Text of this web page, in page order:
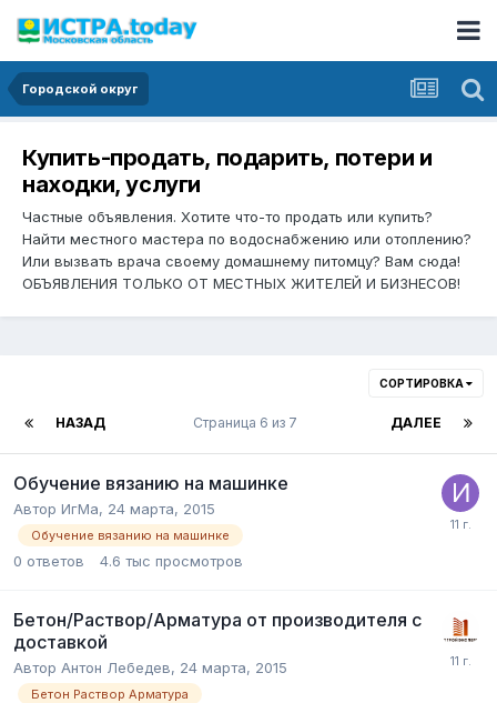
Городской округ
Купить-продать, подарить, потери и
находки, услуги
Частные объявления. Хотите что-то продать или купить?
Найти местного мастера по водоснабжению или отоплению?
Или вызвать врача своему домашнему питомцу? Вам сюда!
ОБЪЯВЛЕНИЯ ТОЛЬКО ОТ МЕСТНЫХ ЖИТЕЛЕЙ И БИЗНЕСОВ!
СОРТИРОВКА
НАЗАД ДАЛЕЕ
Страница 6 из 7
Обучение вязанию на машинке
Автор ИгМа, 24 марта, 2015
Обучение вязанию на машинке
0 ответов 4.6 тыс просмотров
Бетон/Раствор/Арматура от производителя с
доставкой
Автор Антон Лебедев, 24 марта, 2015
Бетон Раствор Арматура